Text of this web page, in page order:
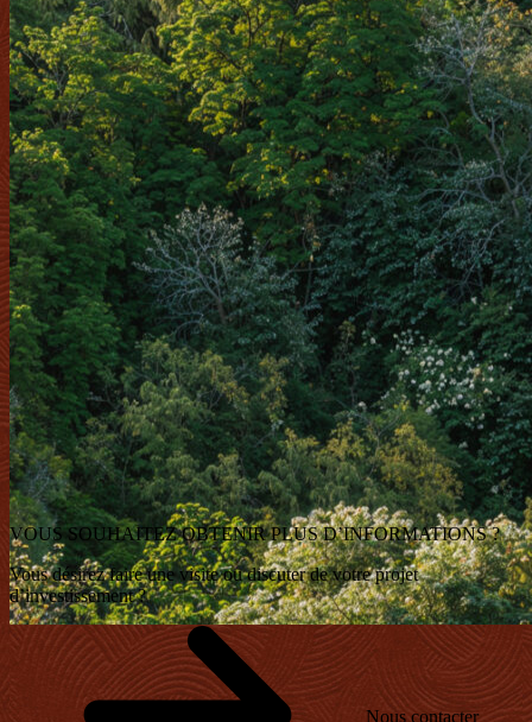
VOUS SOUHAITEZ OBTENIRPLUS D’INFORMATIONS ?
Vous désirez faire une visite ou discuter devotre projet
d’investissement ?
Nous contacter